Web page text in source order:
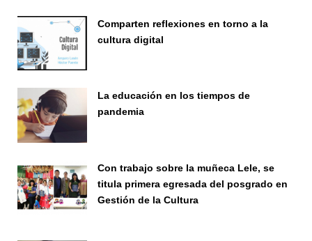
Comparten reflexiones en torno a la
cultura digital
La educación en los tiempos de
pandemia
Con trabajo sobre la muñeca Lele, se
titula primera egresada del posgrado en
Gestión de la Cultura